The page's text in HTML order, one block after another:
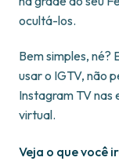
ocultá-los.
Bem simples, né?
usar o IGTV, não
Instagram TV
virtual.
Veja o que você